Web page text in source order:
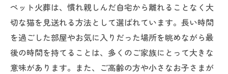
ペット火葬は、慣れ親しんだ自宅から離れることなく大
切な猫を見送れる方法として選ばれています。長い時間
を過ごした部屋やお気に入りだった場所を眺めながら最
後の時間を持てることは、多くのご家族にとって大きな
意味があります。また、ご高齢の方や小さなお子さまが